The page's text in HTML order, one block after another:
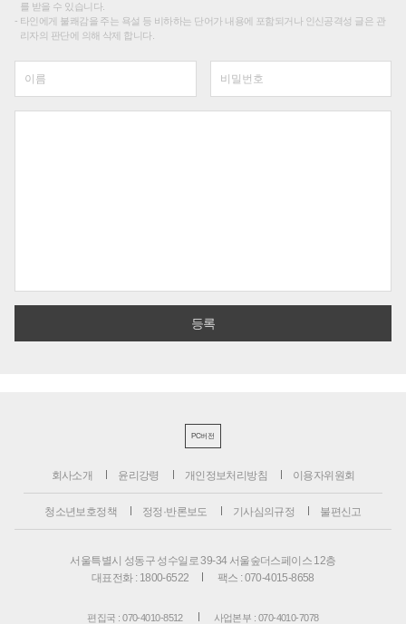
를 받을 수 있습니다.
타인에게 불쾌감을 주는 욕설 등 비하하는 단어가 내용에 포함되거나 인신공격성 글은 관
리자의 판단에 의해 삭제 합니다.
PC버전
회사소개 윤리강령 개인정보처리방침 이용자위원회
청소년보호정책 정정·반론보도 기사심의규정 불편신고
서울특별시 성동구 성수일로 39-34 서울숲더스페이스 12층
대표전화 : 1800-6522
팩스 : 070-4015-8658
편집국 : 070-4010-8512 사업본부 : 070-4010-7078